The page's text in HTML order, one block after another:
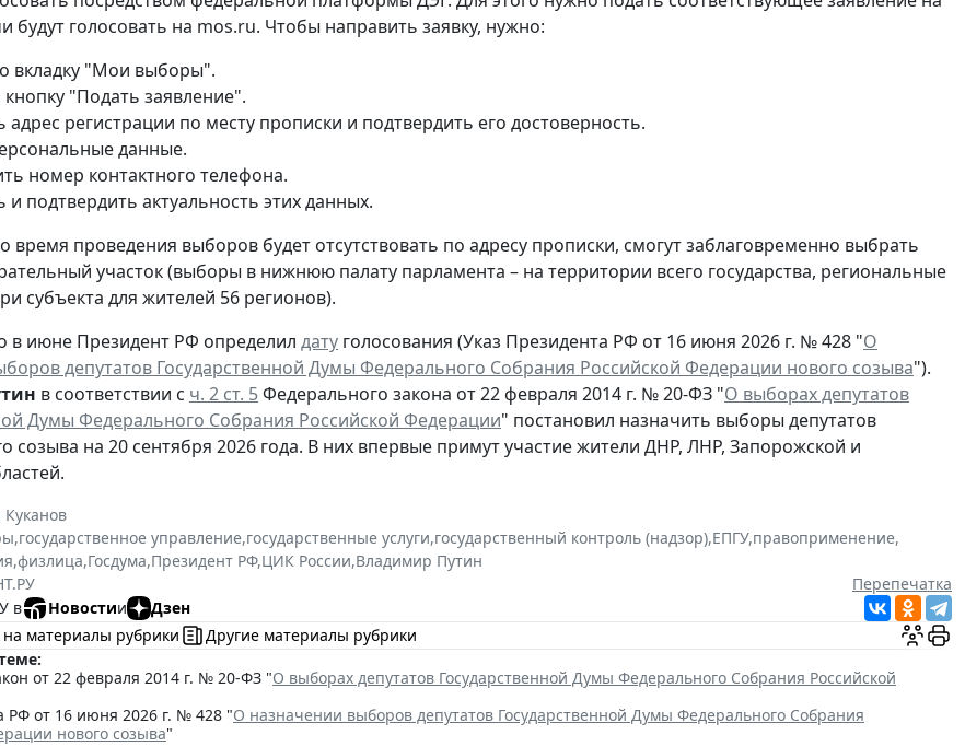
будут голосовать на mos.ru. Чтобы направить заявку, нужно:
вкладку "Мои выборы".
"Подать заявление".
адрес регистрации по месту прописки и подтвердить его достоверность.
данные.
номер контактного телефона.
и подтвердить актуальность этих данных.
время проведения выборов будет отсутствовать по адресу прописки, смогут заблаговременно выбрать
участок (выборы в нижнюю палату парламента – на территории всего государства, региональные
субъекта для жителей 56 регионов).
в июне Президент РФ определил дату голосования (Указ Президента РФ от 16 июня 2026 г. № 428 "О
депутатов Государственной Думы Федерального Собрания Российской Федерации нового созыва").
в соответствии с ч. 2 ст. 5Федерального закона от 22 февраля 2014 г. № 20-ФЗ "О выборах депутатов
Думы Федерального Собрания Российской Федерации" постановил назначить выборы депутатов
созыва на 20 сентября 2026 года. В них впервые примут участие жители ДНР, ЛНР, Запорожской и
,государственное управление,государственные услуги,государственный контроль (надзор),ЕПГУ,правоприменение,
,физлица,Госдума,Президент РФ,ЦИК России,Владимир Путин
Перепечатка
в
Новостии
Дзен
на материалы рубрики
Другие материалы рубрики
от 22 февраля 2014 г. № 20-ФЗ "О выборах депутатов Государственной Думы Федерального Собрания Российской
РФ от 16 июня 2026 г. № 428 "О назначении выборов депутатов Государственной Думы Федерального Собрания
нового созыва"